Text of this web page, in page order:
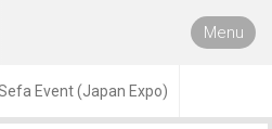
Menu
Event (Japan Expo)